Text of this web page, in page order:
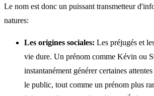
Le nom est donc un puissant transmetteur
natures:
Les origines sociales: Les préjugés et
vie dure. Un prénom comme Kévin ou
instantanément générer certaines
le public, tout comme un prénom plus